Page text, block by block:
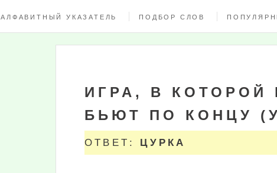
АЛФАВИТНЫЙ УКАЗАТЕЛЬ ПОДБОР СЛОВ
ИГРА, В КОТОРОЙ
БЬЮТ ПО КОНЦУ
ОТВЕТ: ЦУРКА